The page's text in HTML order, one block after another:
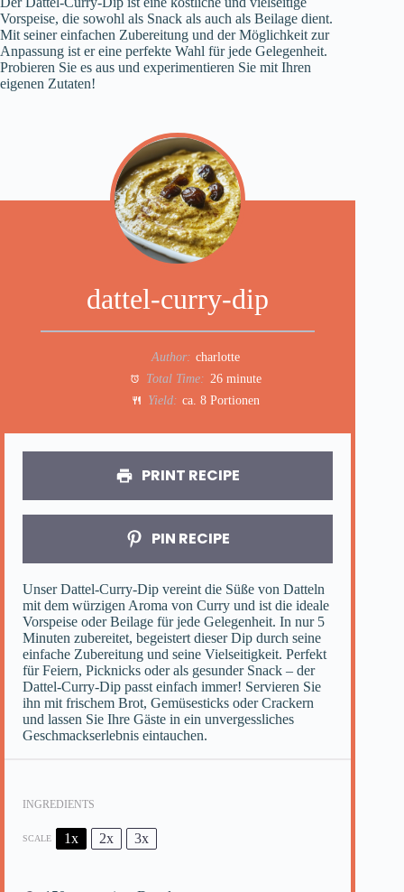
Vorspeise, die sowohl als Snack als auch als Beilage dient.
Mit seiner einfachen Zubereitung und der Möglichkeit zur
Anpassung ist er eine perfekte Wahl für jede Gelegenheit.
Probieren Sie es aus und experimentieren Sie mit Ihren
eigenen Zutaten!
dattel-curry-dip
Author: charlotte
Total Time: 26 minute
Yield: ca. 8 Portionen
PRINT RECIPE
PIN RECIPE
Unser Dattel-Curry-Dip vereint die Süße von Datteln
mit dem würzigen Aroma von Curry und ist die ideale
Vorspeise oder Beilage für jede Gelegenheit. In nur 5
Minuten zubereitet, begeistert dieser Dip durch seine
einfache Zubereitung und seine Vielseitigkeit. Perfekt
für Feiern, Picknicks oder als gesunder Snack – der
Dattel-Curry-Dip passt einfach immer! Servieren Sie
ihn mit frischem Brot, Gemüsesticks oder Crackern
und lassen Sie Ihre Gäste in ein unvergessliches
Geschmackserlebnis eintauchen.
INGREDIENTS
SCALE 1x 2x 3x